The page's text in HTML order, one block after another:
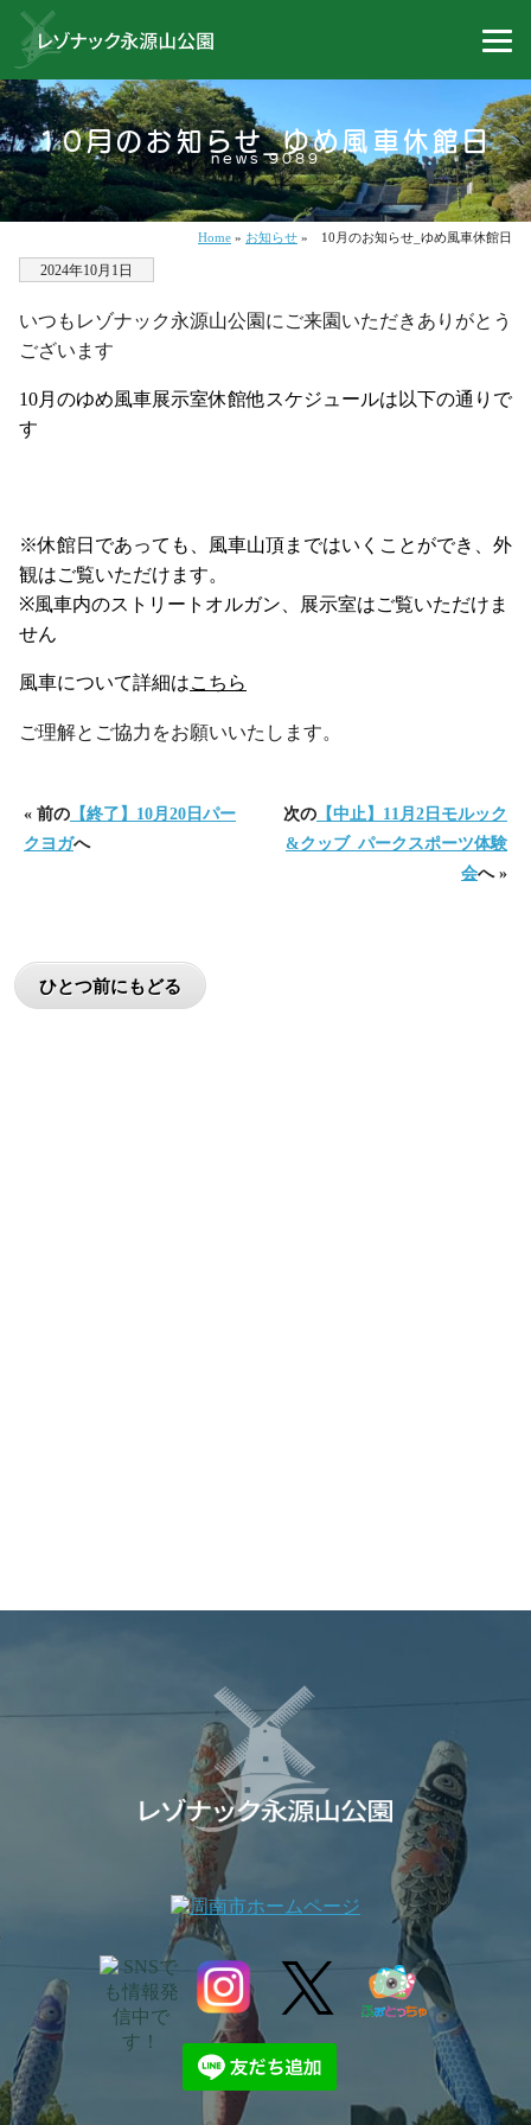
10月のお知らせ_ゆめ風車休館日
news 9089
Home » お知らせ » 10月のお知らせ_ゆめ風車休館日
2024年10月1日
いつもレゾナック永源山公園にご来園いただきありがとう
ございます
10月のゆめ風車展示室休館他スケジュールは以下の通りで
す
※休館日であっても、風車山頂まではいくことができ、外
観はご覧いただけます。
※風車内のストリートオルガン、展示室はご覧いただけま
せん
風車について詳細はこちら
ご理解とご協力をお願いいたします。
« 前の 【終了】10月20日パー
クヨガへ
次の 【中止】11月2日モルック
&クッブ_パークスポーツ体験
会へ »